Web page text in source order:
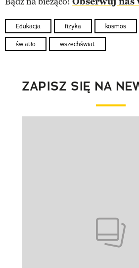
Edukacja fizyka kosmos
światło wszechświat
ZAPISZ SIĘ NA